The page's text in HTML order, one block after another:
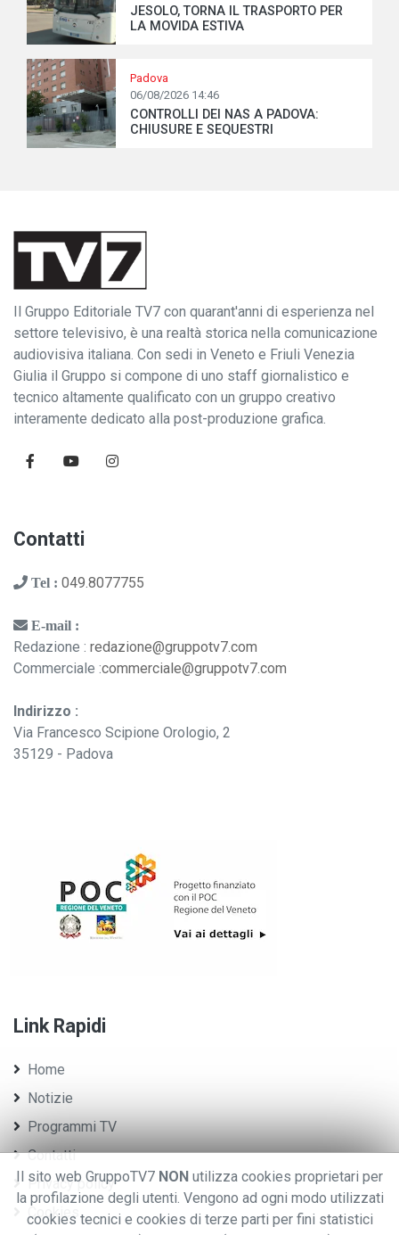
JESOLO, TORNA IL TRASPORTO PER
LA MOVIDA ESTIVA
Padova
06/08/2026 14:46
CONTROLLI DEI NAS A PADOVA:
CHIUSURE E SEQUESTRI
Il Gruppo Editoriale TV7 con quarant'anni di esperienza nel
settore televisivo, è una realtà storica nella comunicazione
audiovisiva italiana. Con sedi in Veneto e Friuli Venezia
Giulia il Gruppo si compone di uno staff giornalistico e
tecnico altamente qualificato con un gruppo creativo
interamente dedicato alla post-produzione grafica.
Contatti
Tel : 049.8077755
E-mail :
Redazione : redazione@gruppotv7.com
Commerciale :commerciale@gruppotv7.com
Indirizzo :
Via Francesco Scipione Orologio, 2
35129 - Padova
Link Rapidi
Home
Notizie
Programmi TV
Contatti
Privacy policy
Cookies
Il sito web GruppoTV7 NON utilizza cookies proprietari per
la profilazione degli utenti. Vengono ad ogni modo utilizzati
cookies tecnici e cookies di terze parti per fini statistici